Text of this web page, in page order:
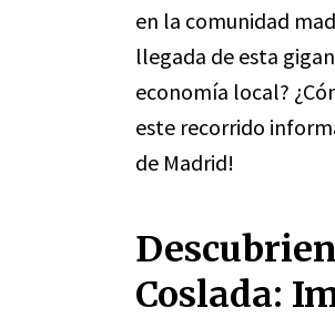
en la comunidad
llegada de esta
economía local?
este recorrido
de Madrid!
Coslada: